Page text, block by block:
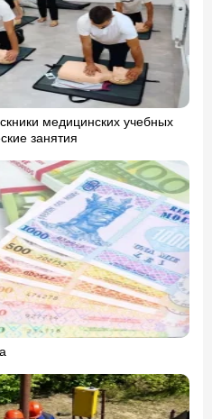
медицинских учебных
занятия